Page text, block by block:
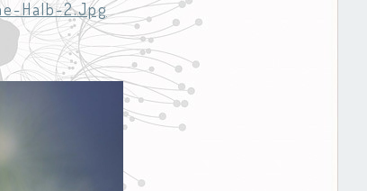
Halb-2.jpg